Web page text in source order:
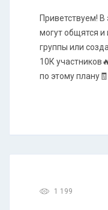
Приветствуем!
могут общятся
группы или
10К
по этому
1 199